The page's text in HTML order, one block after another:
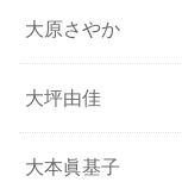
大原さやか
大坪由佳
大本眞基子